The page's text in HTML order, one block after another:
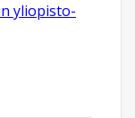
yliopisto-